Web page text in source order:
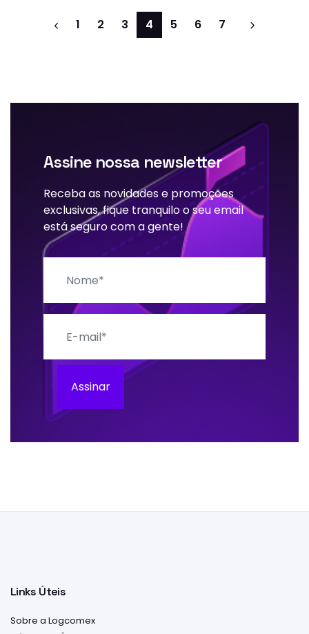
1 2 3 4 5 6 7
Assine nossa newsletter
Receba as novidades e promoções
exclusivas, fique tranquilo o seu email
está seguro com a gente!
Assinar
Links Úteis
Sobre a Logcomex